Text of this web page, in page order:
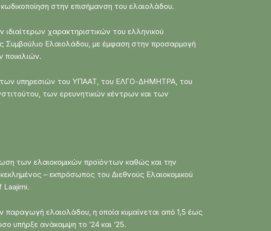
στην επισήμανση του ελαιολάδου.
χαρακτηριστικών του ελληνικού
Συμβούλιο Ελαιολάδου, με έμφαση στην προσαρμογή
των υπηρεσιών του ΥΠΑΑΤ, του ΕΛΓΟ-ΔΗΜΗΤΡΑ, του
των ερευνητικών κέντρων και των
των ελαιοκομικών προϊόντων καθώς και την
– εκπρόσωπος του Διεθνούς Ελαιοκομικού
Laajimi.
ελαιολάδου, η οποία κυμαίνεται από 1,5 έως
υπήρξε ανάκαμψη το ’24 και ’25.